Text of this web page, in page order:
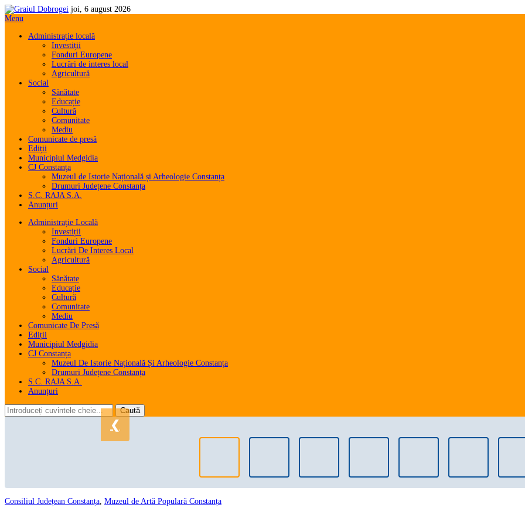
joi, 6 august 2026
Menu
Administrație locală
Investiții
Fonduri Europene
Lucrări de interes local
Agricultură
Social
Sănătate
Educație
Cultură
Comunitate
Mediu
Comunicate de presă
Ediții
Municipiul Medgidia
CJ Constanța
Muzeul de Istorie Națională și Arheologie Constanța
Drumuri Județene Constanța
S.C. RAJA S.A.
Anunțuri
Administrație Locală
Investiții
Fonduri Europene
Lucrări De Interes Local
Agricultură
Social
Sănătate
Educație
Cultură
Comunitate
Mediu
Comunicate De Presă
Ediții
Municipiul Medgidia
CJ Constanța
Muzeul De Istorie Națională Și Arheologie Constanța
Drumuri Județene Constanța
S.C. RAJA S.A.
Anunțuri
❮
Consiliul Județean Constanța, Muzeul de Artă Populară Constanța